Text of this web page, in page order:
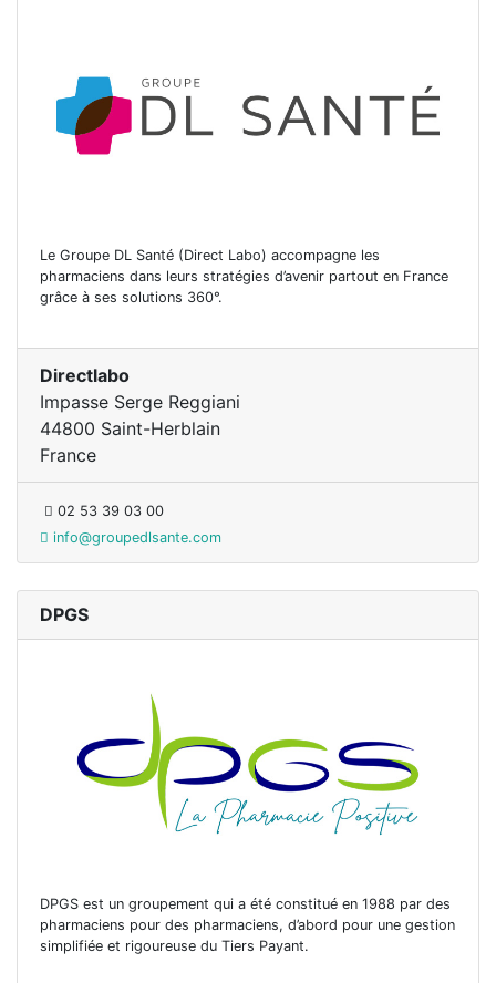
Le Groupe DL Santé (Direct Labo) accompagne les
pharmaciens dans leurs stratégies d’avenir partout en France
grâce à ses solutions 360°.
Directlabo
Impasse Serge Reggiani
44800 Saint-Herblain
France
02 53 39 03 00
info@groupedlsante.com
DPGS
DPGS est un groupement qui a été constitué en 1988 par des
pharmaciens pour des pharmaciens, d’abord pour une gestion
simplifiée et rigoureuse du Tiers Payant.